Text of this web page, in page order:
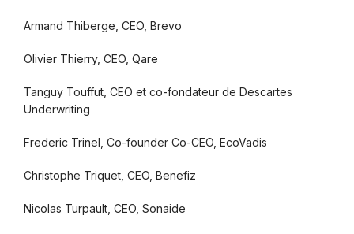
Armand Thiberge, CEO, Brevo
Olivier Thierry, CEO, Qare
Tanguy Touffut, CEO et co-fondateur de Descartes
Underwriting
Frederic Trinel, Co-founder Co-CEO, EcoVadis
Christophe Triquet, CEO, Benefiz
Nicolas Turpault, CEO, Sonaide